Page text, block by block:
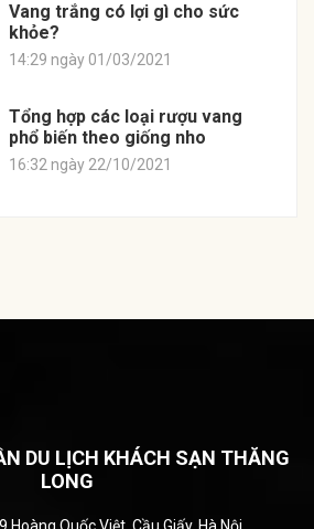
Vang trắng có lợi gì cho sức
khỏe?
14:29 ngày 01/03/2021
Tổng hợp các loại rượu vang
phổ biến theo giống nho
16:32 ngày 22/10/2021
DU LỊCH KHÁCH SẠN THĂNG
LONG